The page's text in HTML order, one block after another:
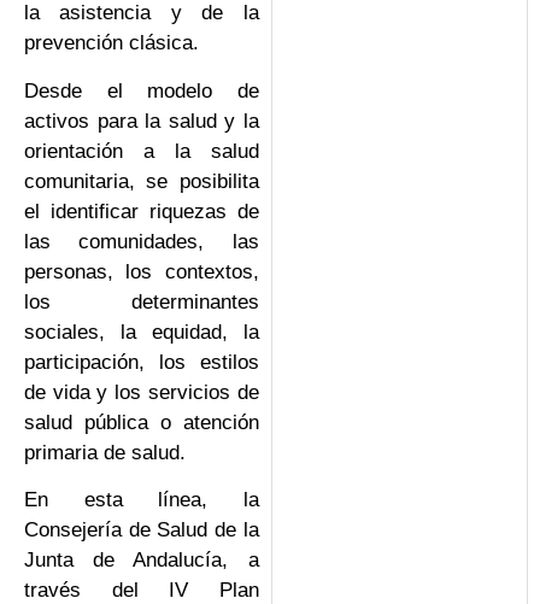
la asistencia y de la
prevención clásica.
Desde el modelo de
activos para la salud y la
orientación a la salud
comunitaria, se posibilita
el identificar riquezas de
las comunidades, las
personas, los contextos,
los determinantes
sociales, la equidad, la
participación, los estilos
de vida y los servicios de
salud pública o atención
primaria de salud.
En esta línea, la
Consejería de Salud de la
Junta de Andalucía, a
través del IV Plan